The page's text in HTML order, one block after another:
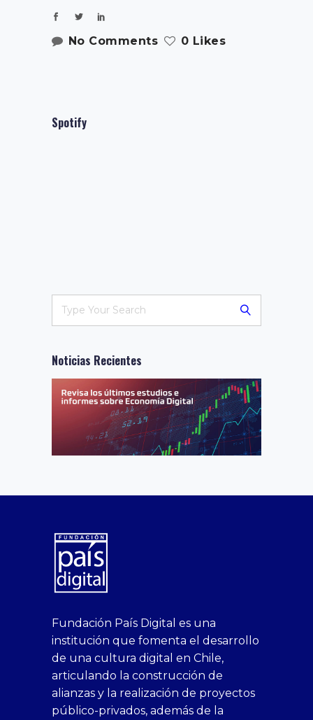
No Comments 0 Likes
Spotify
Noticias Recientes
1xbet
canlı
casino
siteleri
bedava
bonus
siteleri
deneme
bonusu
Sikis
siteleri
bonusu
veren
siteler
casino
siteleri
1win
xslot
sahabet
giriş
bonusu
veren
siteler
deneme
bonusu
Deneme
escort
casino
siteleri
bonusu
bahis
siteleri
Hot
Couple
xxx
homemade
porn
on
yenigiris.com
Giriş
bonusu
veren
siteler
deneme
bonusu
veren
Fundación País Digital es una
institución que fomenta el desarrollo
de una cultura digital en Chile,
articulando la construcción de
alianzas y la realización de proyectos
público-privados, además de la